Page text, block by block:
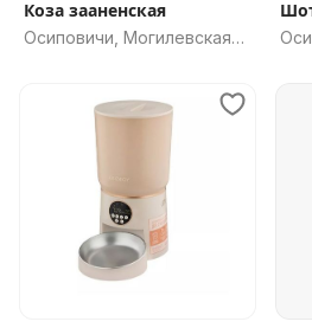
Коза зааненская
Осиповичи, Могилевская